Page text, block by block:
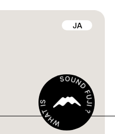
JA